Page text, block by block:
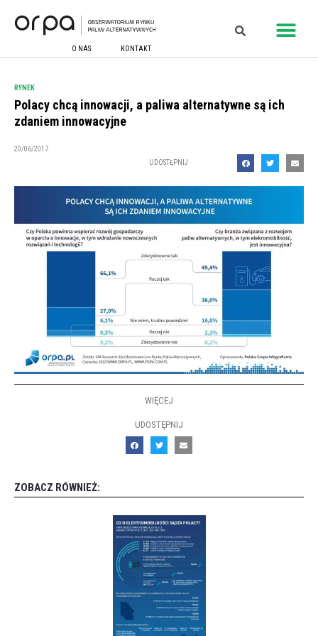
O NAS KONTAKT
RYNEK
Polacy chcą innowacji, a paliwa alternatywne są ich
zdaniem innowacyjne
20/06/2017
UDOSTĘPNIJ
WIĘCEJ
UDOSTĘPNIJ
ZOBACZ RÓWNIEŻ: